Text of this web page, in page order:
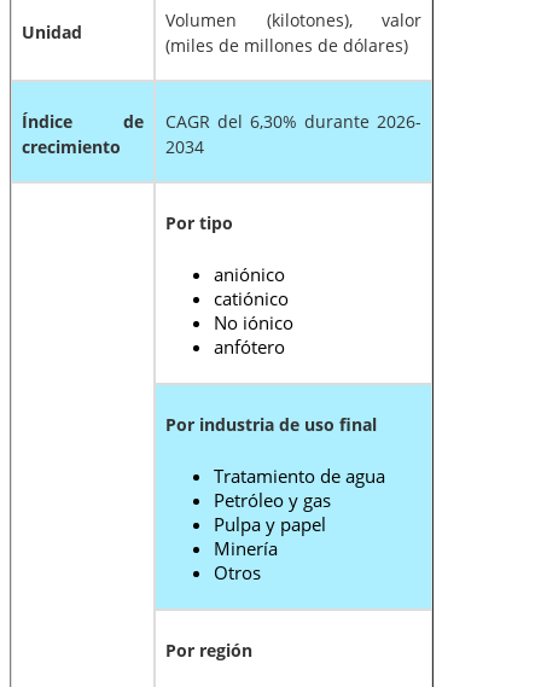
Unidad
Volumen (kilotones), valor
(miles de millones de dólares)
Índice de
crecimiento
CAGR del 6,30% durante 2026-
2034
Por tipo
aniónico
catiónico
No iónico
anfótero
Por industria de uso final
Tratamiento de agua
Petróleo y gas
Pulpa y papel
Minería
Otros
Por región